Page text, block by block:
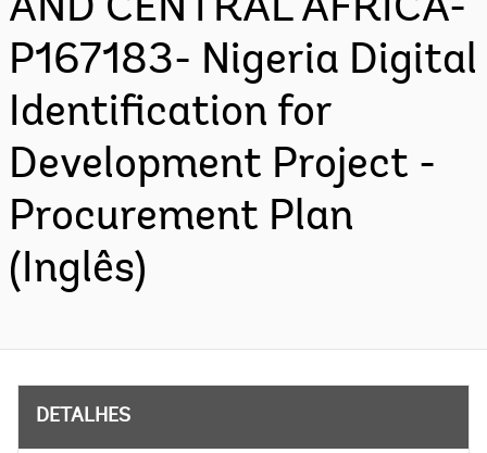
AND CENTRAL AFRICA-
P167183- Nigeria Digital
Identification for
Development Project -
Procurement Plan
(Inglês)
DETALHES